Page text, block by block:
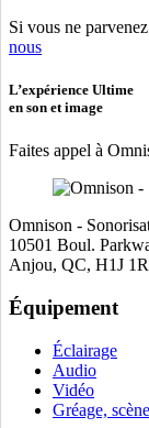
Si vous ne
nous
L’expérience Ultime
en son et image
Faites appel à
Omnison -
10501 Boul.
Anjou, QC, H1J
Équipement
Éclairage
Audio
Vidéo
Gréage,